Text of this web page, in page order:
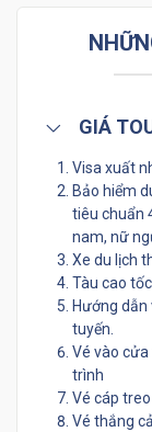
GIÁ
Visa xuất
Bảo hiểm
tiêu chuẩn
nam, nữ
Xe du lịch
Tàu cao
Hướng
tuyến.
Vé vào
trình
Vé cáp
Vé thắng